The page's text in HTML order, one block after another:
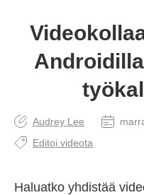
Audrey Lee
Editoi videota
Haluatko yhdistää